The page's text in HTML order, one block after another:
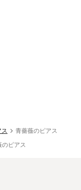
ス
青薔薇のピアス
のピアス